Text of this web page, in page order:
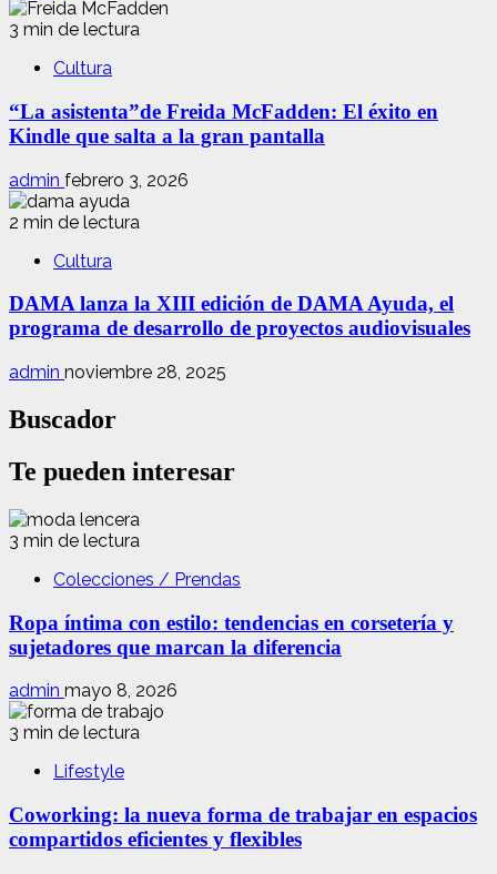
3 min de lectura
Cultura
“La asistenta”de Freida McFadden: El éxito en
Kindle que salta a la gran pantalla
admin febrero 3, 2026
2 min de lectura
Cultura
DAMA lanza la XIII edición de DAMA Ayuda, el
programa de desarrollo de proyectos audiovisuales
admin noviembre 28, 2025
Buscador
Te pueden interesar
3 min de lectura
Colecciones / Prendas
Ropa íntima con estilo: tendencias en corsetería y
sujetadores que marcan la diferencia
admin mayo 8, 2026
3 min de lectura
Lifestyle
Coworking: la nueva forma de trabajar en espacios
compartidos eficientes y flexibles